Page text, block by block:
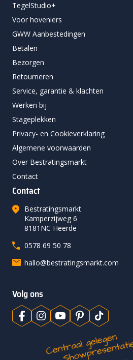
TegelStudio+
Voor hoveniers
GWW Aanbestedingen
Betalen
Bezorgen
Retourneren
Service, garantie & klachten
Werken bij
Stageplekken
Privacy- en Cookieverklaring
Algemene voorwaarden
Over Bestratingsmarkt
Contact
Contact
Bestratingsmarkt
Kamperzijweg 6
8181NC Heerde
0578 69 50 78
hallo@bestratingsmarkt.com
Volg ons